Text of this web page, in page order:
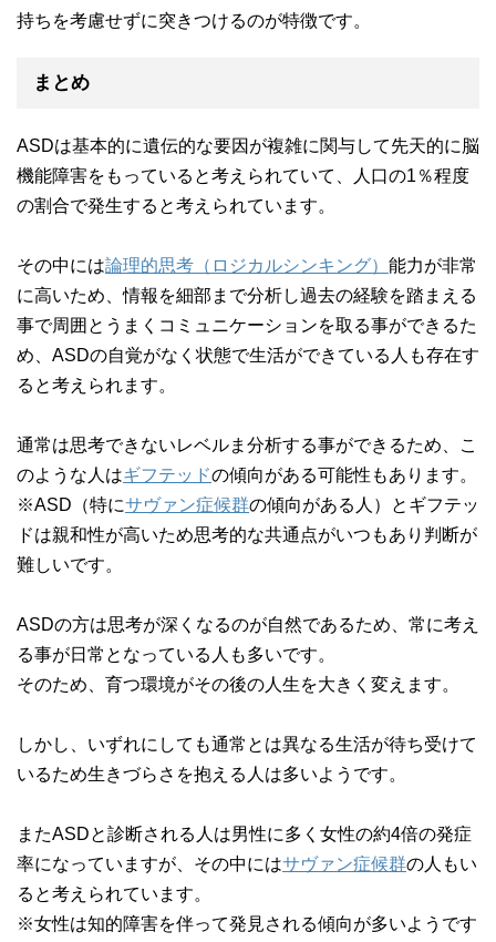
持ちを考慮せずに突きつけるのが特徴です。
まとめ
ASDは基本的に遺伝的な要因が複雑に関与して先天的に脳
機能障害をもっていると考えられていて、人口の1％程度
の割合で発生すると考えられています。
その中には論理的思考（ロジカルシンキング） 能力が非常
に高いため、情報を細部まで分析し過去の経験を踏まえる
事で周囲とうまくコミュニケーションを取る事ができるた
め、ASDの自覚がなく状態で生活ができている人も存在す
ると考えられます。
通常は思考できないレベルま分析する事ができるため、こ
のような人はギフテッドの傾向がある可能性もあります。
※ASD（特にサヴァン症候群の傾向がある人）とギフテッ
ドは親和性が高いため思考的な共通点がいつもあり判断が
難しいです。
ASDの方は思考が深くなるのが自然であるため、常に考え
る事が日常となっている人も多いです。
そのため、育つ環境がその後の人生を大きく変えます。
しかし、いずれにしても通常とは異なる生活が待ち受けて
いるため生きづらさを抱える人は多いようです。
またASDと診断される人は男性に多く女性の約4倍の発症
率になっていますが、その中にはサヴァン症候群の人もい
ると考えられています。
※女性は知的障害を伴って発見される傾向が多いようです